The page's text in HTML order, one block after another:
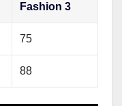
Fashion 3
75
88